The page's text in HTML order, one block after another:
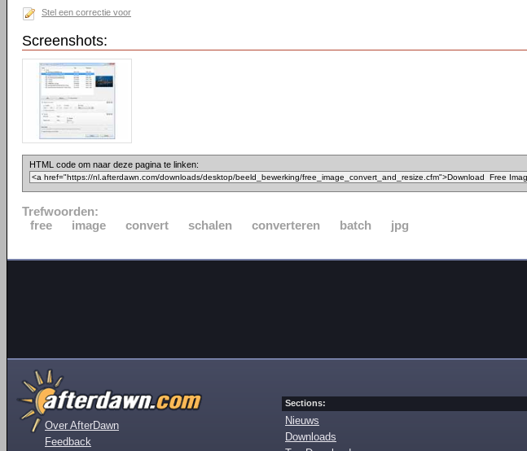
Stel een correctie voor
Screenshots:
HTML code om naar deze pagina te linken:
Trefwoorden:
free
image convert schalen converteren batch jpg
Over AfterDawn
Feedback
Sections:
Nieuws
Downloads